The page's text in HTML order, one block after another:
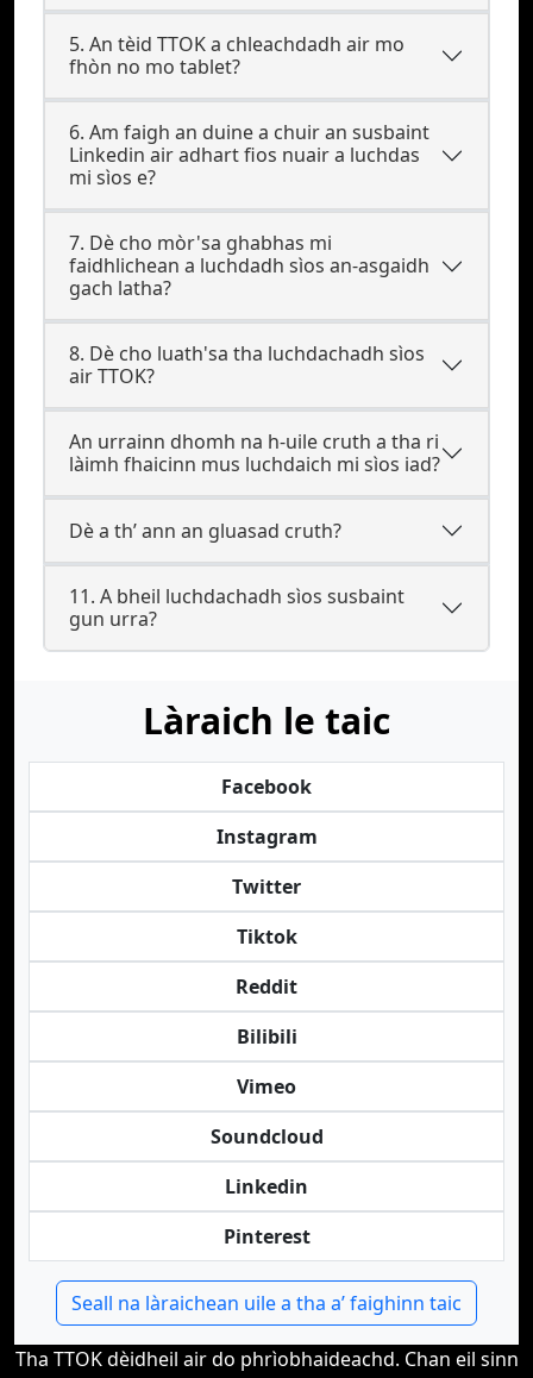
5. An tèid TTOK a chleachdadh air mo
fhòn no mo tablet?
6. Am faigh an duine a chuir an susbaint
Linkedin air adhart fios nuair a luchdas
mi sìos e?
7. Dè cho mòr'sa ghabhas mi
faidhlichean a luchdadh sìos an-asgaidh
gach latha?
8. Dè cho luath'sa tha luchdachadh sìos
air TTOK?
An urrainn dhomh na h-uile cruth a tha ri
làimh fhaicinn mus luchdaich mi sìos iad?
Dè a th’ ann an gluasad cruth?
11. A bheil luchdachadh sìos susbaint
gun urra?
Làraich le taic
Facebook
Instagram
Twitter
Tiktok
Reddit
Bilibili
Vimeo
Soundcloud
Linkedin
Pinterest
Seall na làraichean uile a tha a’ faighinn taic
Tha TTOK dèidheil air do phrìobhaideachd. Chan eil sinn